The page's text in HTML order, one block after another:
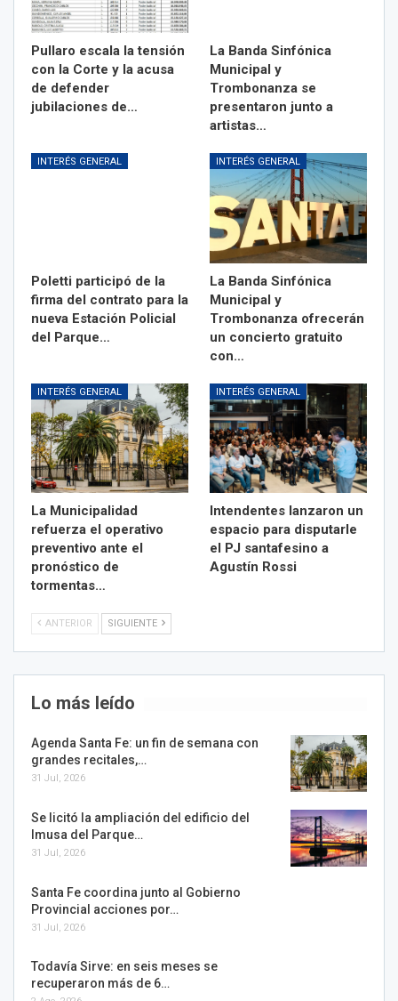
Pullaro escala la tensión
con la Corte y la acusa
de defender
jubilaciones de…
La Banda Sinfónica
Municipal y
Trombonanza se
presentaron junto a
artistas…
INTERÉS GENERAL
Poletti participó de la
firma del contrato para la
nueva Estación Policial
del Parque…
INTERÉS GENERAL
La Banda Sinfónica
Municipal y
Trombonanza ofrecerán
un concierto gratuito
con…
INTERÉS GENERAL
La Municipalidad
refuerza el operativo
preventivo ante el
pronóstico de
tormentas…
INTERÉS GENERAL
Intendentes lanzaron un
espacio para disputarle
el PJ santafesino a
Agustín Rossi
ANTERIOR SIGUIENTE
Lo más leído
Agenda Santa Fe: un fin de semana con
grandes recitales,…
31 Jul, 2026
Se licitó la ampliación del edificio del
Imusa del Parque…
31 Jul, 2026
Santa Fe coordina junto al Gobierno
Provincial acciones por…
31 Jul, 2026
Todavía Sirve: en seis meses se
recuperaron más de 6…